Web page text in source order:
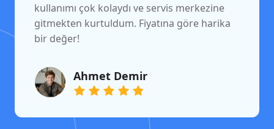
kullanımı çok kolaydı ve servis merkezine
gitmekten kurtuldum. Fiyatına göre harika
bir değer!
Ahmet Demir